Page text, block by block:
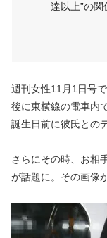
達以上”の関
週刊女性11月1日号
後に東横線の電車内
誕生日前に彼氏との
さらにその時、お相
が話題に。その画像